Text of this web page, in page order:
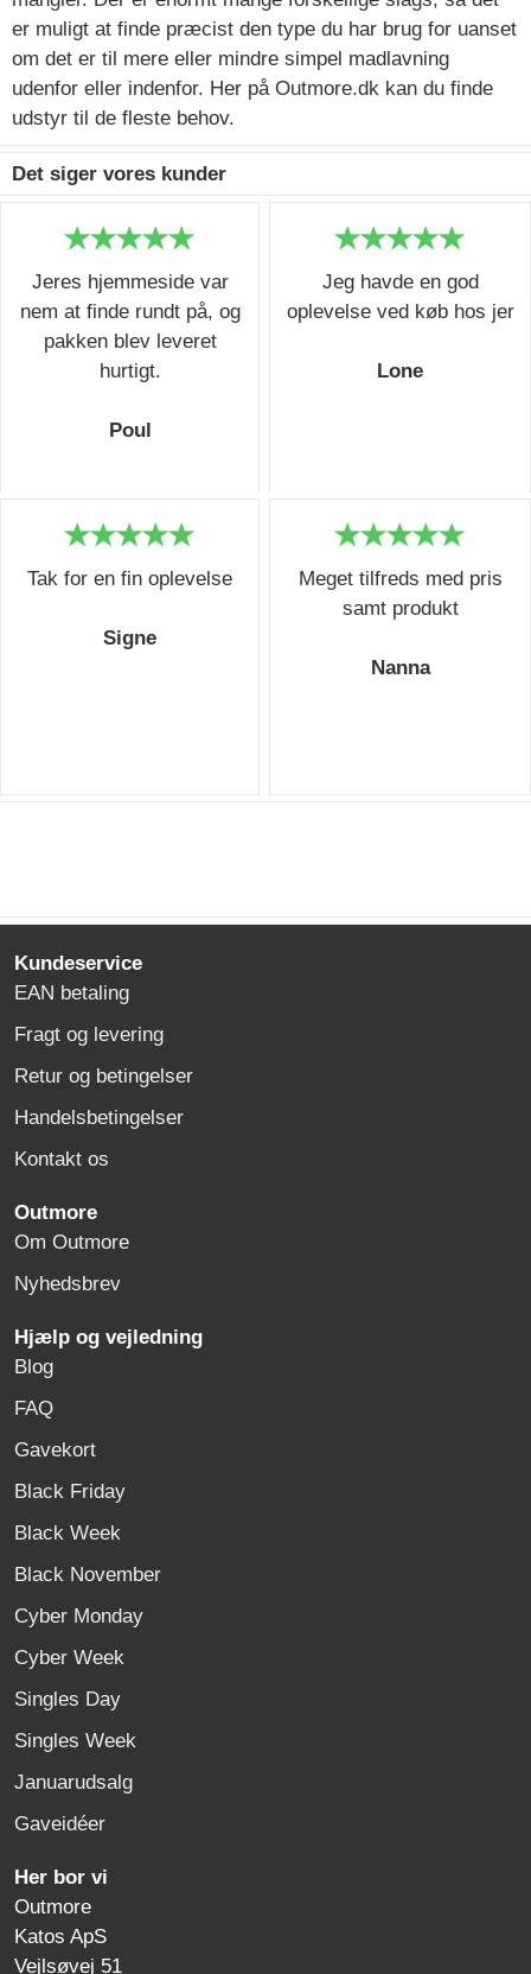
er muligt at finde præcist den type du har brug for uanset
om det er til mere eller mindre simpel madlavning
udenfor eller indenfor. Her på Outmore.dk kan du finde
udstyr til de fleste behov.
Det siger vores kunder
Jeres hjemmeside var
nem at finde rundt på, og
pakken blev leveret
hurtigt.
Poul
Jeg havde en god
oplevelse ved køb hos jer
Lone
Tak for en fin oplevelse
Signe
Meget tilfreds med pris
samt produkt
Nanna
Kundeservice
EAN betaling
Fragt og levering
Retur og betingelser
Handelsbetingelser
Kontakt os
Outmore
Om Outmore
Nyhedsbrev
Hjælp og vejledning
Blog
FAQ
Gavekort
Black Friday
Black Week
Black November
Cyber Monday
Cyber Week
Singles Day
Singles Week
Januarudsalg
Gaveidéer
Her bor vi
Outmore
Katos ApS
Vejlsøvej 51